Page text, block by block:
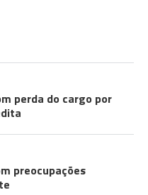
perda do cargo por
preocupações